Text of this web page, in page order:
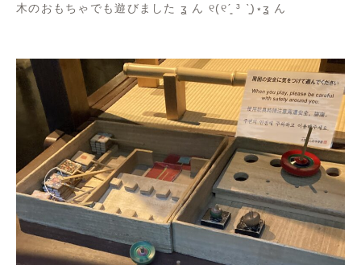
木のおもちゃでも遊びました ʓ ん ୧(୧ˊ͈ ³ ˋ͈)⋆ʓ ん